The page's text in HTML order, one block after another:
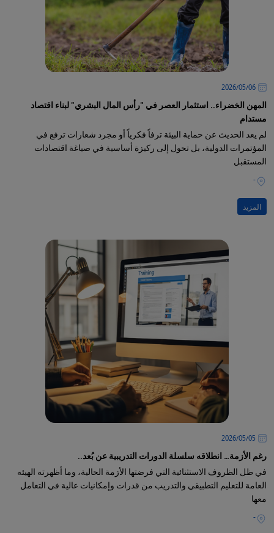
06‏/05‏/2026
المهن الخضراء.. استثمار العصر في "رأس المال البشري" لبناء اقتصاد
مستدام
لم يعد الحديث عن حماية البيئة ترفاً فكرياً أو مجرد شعارات ترفع في
المؤتمرات الدولية، بل تحول إلى ركيزة أساسية في صياغة اقتصادات
المستقبل
-
المزيد
05‏/05‏/2026
رغم الأزمة… انطلاقه سلسلة الدورات التدريبية عن بُعد..
في ظل الظروف الاستثنائية التي فرضتها الأزمة الحالية، وما أظهرته الهيئه
العامة للتعليم التطبيقي والتدريب من قدرات وإمكانيات عالية في التعامل
معها
-